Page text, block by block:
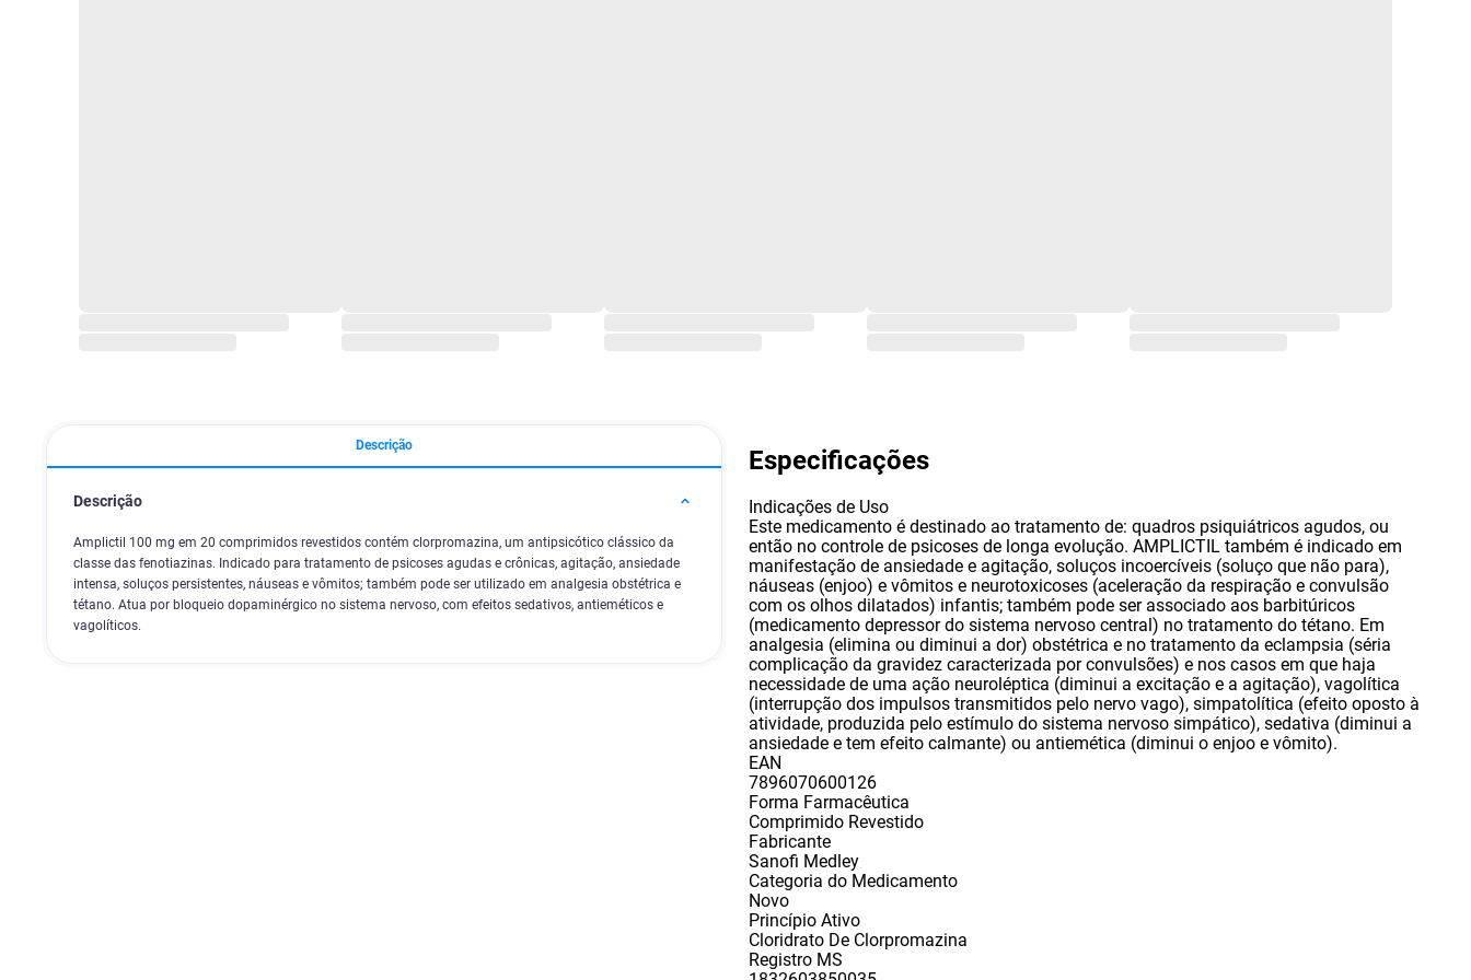
Descrição
Descrição
Amplictil 100 mg em 20 comprimidos revestidos contém clorpromazina, um antipsicótico clássico da
classe das fenotiazinas. Indicado para tratamento de psicoses agudas e crônicas, agitação, ansiedade
intensa, soluços persistentes, náuseas e vômitos; também pode ser utilizado em analgesia obstétrica e
tétano. Atua por bloqueio dopaminérgico no sistema nervoso, com efeitos sedativos, antieméticos e
vagolíticos.
Especificações
Indicações de Uso
Este medicamento é destinado ao tratamento de: quadros psiquiátricos agudos, ou
então no controle de psicoses de longa evolução. AMPLICTIL também é indicado em
manifestação de ansiedade e agitação, soluços incoercíveis (soluço que não para),
náuseas (enjoo) e vômitos e neurotoxicoses (aceleração da respiração e convulsão
com os olhos dilatados) infantis; também pode ser associado aos barbitúricos
(medicamento depressor do sistema nervoso central) no tratamento do tétano. Em
analgesia (elimina ou diminui a dor) obstétrica e no tratamento da eclampsia (séria
complicação da gravidez caracterizada por convulsões) e nos casos em que haja
necessidade de uma ação neuroléptica (diminui a excitação e a agitação), vagolítica
(interrupção dos impulsos transmitidos pelo nervo vago), simpatolítica (efeito oposto à
atividade, produzida pelo estímulo do sistema nervoso simpático), sedativa (diminui a
ansiedade e tem efeito calmante) ou antiemética (diminui o enjoo e vômito).
EAN
7896070600126
Forma Farmacêutica
Comprimido Revestido
Fabricante
Sanofi Medley
Categoria do Medicamento
Novo
Princípio Ativo
Cloridrato De Clorpromazina
Registro MS